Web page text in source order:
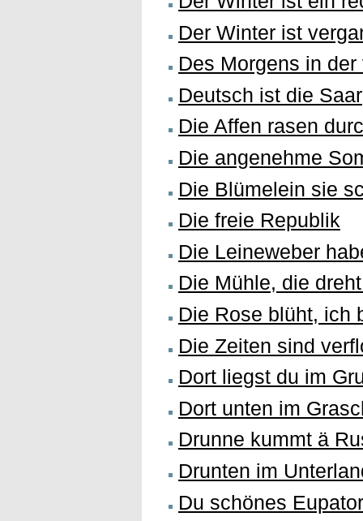
Der Winter ist
Des Morgens in
Deutsch ist die Saar
Die Affen rasen
Die angenehme
Die Blümelein sie
Die freie Republik
Die Leineweber
Die Mühle, die
Die Rose blüht, ich
Die Zeiten sind
Dort liegst du im
Dort unten im
Drunne kummt ä
Drunten im
Du schönes